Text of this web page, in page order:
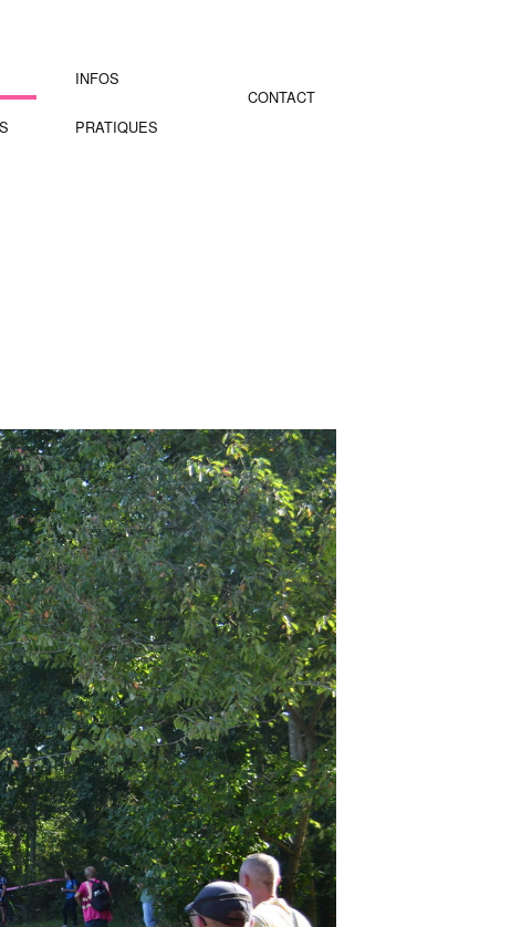
INFOS
PRATIQUES
CONTACT